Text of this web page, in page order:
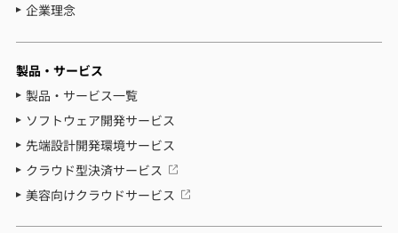
企業理念
製品・サービス
製品・サービス一覧
ソフトウェア開発サービス
先端設計開発環境サービス
クラウド型決済サービス
美容向けクラウドサービス